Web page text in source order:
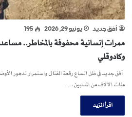
أفق جديد يونيو 29, 2026 195
ممرات إنسانية محفوفة بالمخاطر..
وكادوقلي
أفق جديد في ظل اتساع رقعة القتال واستمرار تدهور
مئات الآلاف من المدنيين،…
اقرأ المزيد